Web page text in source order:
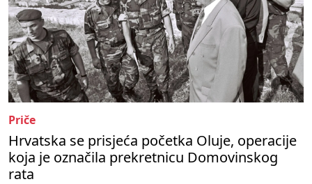
Priče
Hrvatska se prisjeća početka Oluje, operacije
koja je označila prekretnicu Domovinskog
rata